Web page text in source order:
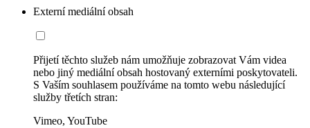
Externí mediální obsah
Přijetí těchto služeb nám umožňuje zobrazovat Vám videa
nebo jiný mediální obsah hostovaný externími poskytovateli.
S Vaším souhlasem používáme na tomto webu následující
služby třetích stran:
Vimeo, YouTube